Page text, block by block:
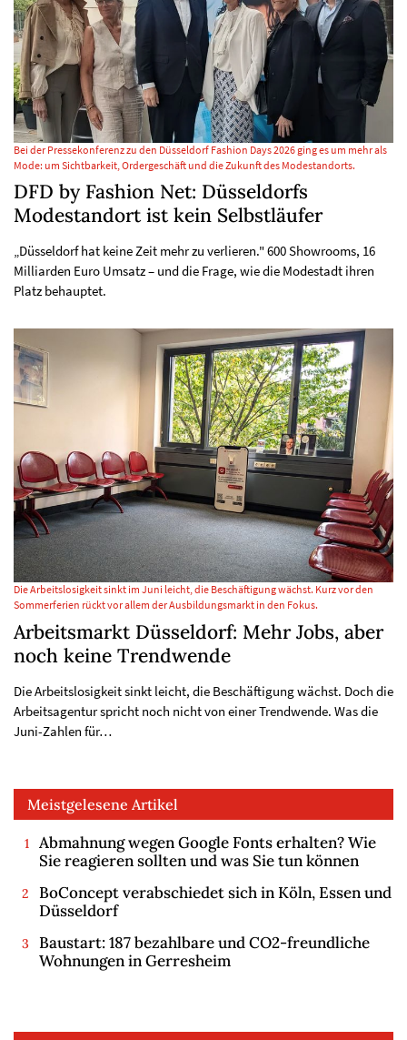
Bei der Pressekonferenz zu den Düsseldorf Fashion Days 2026 ging es um mehr als
Mode: um Sichtbarkeit, Ordergeschäft und die Zukunft des Modestandorts.
DFD by Fashion Net: Düsseldorfs
Modestandort ist kein Selbstläufer
„Düsseldorf hat keine Zeit mehr zu verlieren." 600 Showrooms, 16
Milliarden Euro Umsatz – und die Frage, wie die Modestadt ihren
Platz behauptet.
Die Arbeitslosigkeit sinkt im Juni leicht, die Beschäftigung wächst. Kurz vor den
Sommerferien rückt vor allem der Ausbildungsmarkt in den Fokus.
Arbeitsmarkt Düsseldorf: Mehr Jobs, aber
noch keine Trendwende
Die Arbeitslosigkeit sinkt leicht, die Beschäftigung wächst. Doch die
Arbeitsagentur spricht noch nicht von einer Trendwende. Was die
Juni-Zahlen für…
Meistgelesene Artikel
Abmahnung wegen Google Fonts erhalten? Wie
Sie reagieren sollten und was Sie tun können
BoConcept verabschiedet sich in Köln, Essen und
Düsseldorf
Baustart: 187 bezahlbare und CO2-freundliche
Wohnungen in Gerresheim